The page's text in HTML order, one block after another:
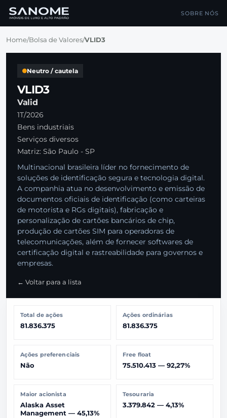
SOBRE NÓS
Home/Bolsa de Valores/VLID3
Neutro / cautela
VLID3
Valid
1T/2026
Bens industriais
Serviços diversos
Matriz: São Paulo - SP
Multinacional brasileira líder no fornecimento de
soluções de identificação segura e tecnologia digital.
A companhia atua no desenvolvimento e emissão de
documentos oficiais de identificação (como carteiras
de motorista e RGs digitais), fabricação e
personalização de cartões bancários de chip,
produção de cartões SIM para operadoras de
telecomunicações, além de fornecer softwares de
certificação digital e rastreabilidade para governos e
empresas.
← Voltar para a lista
Total de ações
81.836.375
Ações ordinárias
81.836.375
Ações preferenciais
Não
Free float
75.510.413 — 92,27%
Maior acionista
Alaska Asset
Management — 45,13%
Tesouraria
3.379.842 — 4,13%